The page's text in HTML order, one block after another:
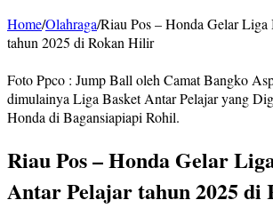
Home/Olahraga/Riau Pos – Honda Gelar Liga
tahun 2025 di Rokan Hilir
Foto Ppco : Jump Ball oleh Camat Bangko
dimulainya Liga Basket Antar Pelajar yang
Honda di Bagansiapiapi Rohil.
Riau Pos – Honda Gelar
Antar Pelajar tahun 2025